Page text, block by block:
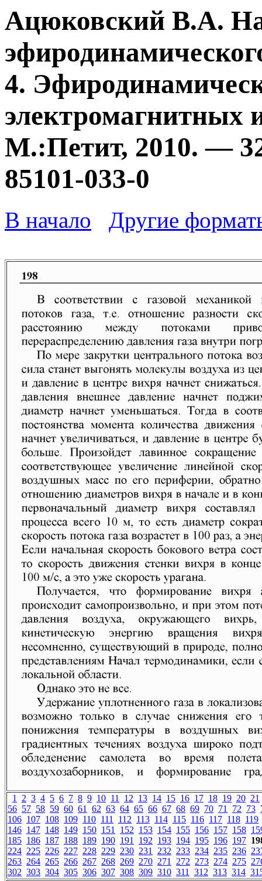
Ацюковский В.А.
4.
электромагнитных
М.:Петит, 2010. —
85101-033-0
В начало Другие
1 2 3 4 5 6 7 8 9 10 11 12 13 14 15 16 17 18 19 20 21
56 57 58 59 60 61 62 63 64 65 66 67 68 69 70 71 72 73
106 107 108 109 110 111 112 113 114 115 116 117 118 119
146 147 148 149 150 151 152 153 154 155 156 157 158
185 186 187 188 189 190 191 192 193 194 195 196 197
224 225 226 227 228 229 230 231 232 233 234 235 236
263 264 265 266 267 268 269 270 271 272 273 274 275
302 303 304 305 306 307 308 309 310 311 312 313 314